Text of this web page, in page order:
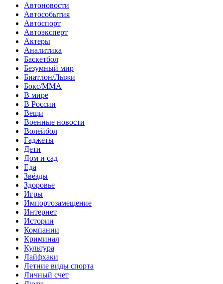
Автоновости
Автособытия
Автоспорт
Автоэксперт
Актеры
Аналитика
Баскетбол
Безумный мир
Биатлон/Лыжи
Бокс/MMA
В мире
В России
Вещи
Военные новости
Волейбол
Гаджеты
Дети
Дом и сад
Еда
Звёзды
Здоровье
Игры
Импортозамещение
Интернет
Истории
Компании
Криминал
Культура
Лайфхаки
Летние виды спорта
Личный счет